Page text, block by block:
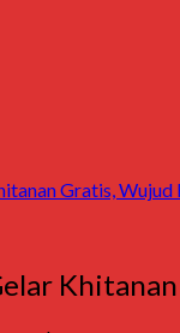
Gratis, Wujud